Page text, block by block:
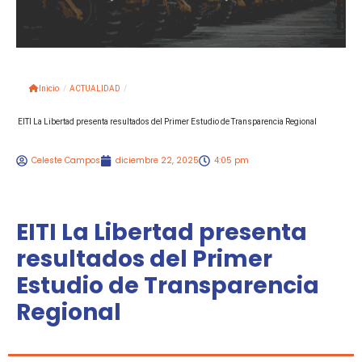
Inicio / ACTUALIDAD /
EITI La Libertad presenta resultados del Primer Estudio de Transparencia Regional
Celeste Campos diciembre 22, 2025 4:05 pm
EITI La Libertad presenta
resultados del Primer
Estudio de Transparencia
Regional